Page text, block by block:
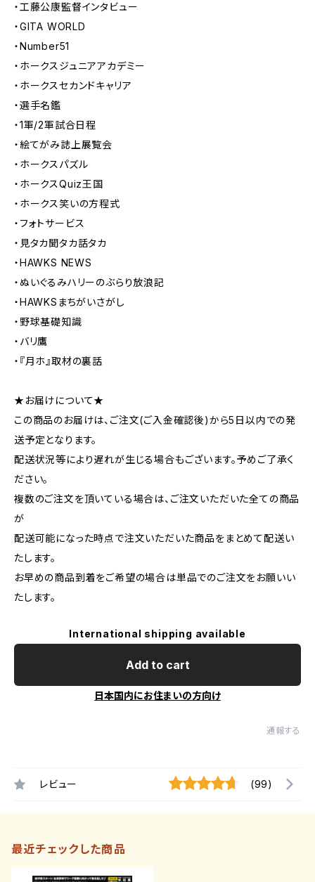
・工藤公康監督インタビュー
・GITA WORLD
・Number51
・ホークスジュニアアカデミー
・ホークスセカンドキャリア
・選手名鑑
・1軍/2軍試合日程
・絵てがみ誌上展覧会
・ホークスパズル
・ホークスQuiz王国
・ホークス笑いの方程式
・フォトサービス
・見タカ聞タカ話タカ
・HAWKS NEWS
・ぬいぐるみハリーのぶらり放浪記
・HAWKSまちがいさがし
・野球基礎知識
・バリ鷹
・『月ホ』取材の裏話
★お届けについて★
この商品のお届けは、ご注文(ご入金確認後)から5日以内での発
送予定となります。
配送状況等により遅れが生じる場合もございます。予めご了承く
ださい。
複数のご注文を頂いている場合は、ご注文いただいた全ての商品
が
配送可能になった時点で注文いただいた商品をまとめて配送い
たします。
お早めの商品到着をご希望の場合は単品でのご注文をお願いい
たします。
International shipping available
Add to cart
日本国内にお住まいの方向け
通報する
レビュー (99)
最近チェックした商品